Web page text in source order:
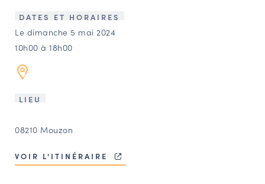
CONTACT
Agenda
Annuaire
Ressources
OFFRES D’EMPLOI ET DE STAGE
DATES ET HORAIRES
Le dimanche 5 mai 2024
10h00 à 18h00
LIEU
08210 Mouzon
VOIR L'ITINÉRAIRE